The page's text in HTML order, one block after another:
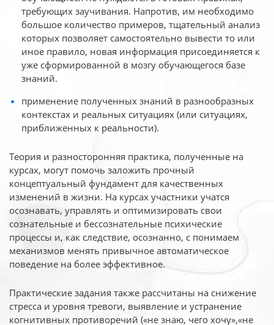
требующих заучивания. Напротив, им необходимо
большое количество примеров, тщательный анализ
которых позволяет самостоятельно вывести то или
иное правило, новая информация присоединяется к
уже сформированной в мозгу обучающегося базе
знаний.
применение полученных знаний в разнообразных
контекстах и реальных ситуациях (или ситуациях,
приближенных к реальности).
Теория и разносторонняя практика, полученные на
курсах, могут помочь заложить прочный
концептуальный фундамент для качественных
изменений в жизни. На курсах участники учатся
осознавать, управлять и оптимизировать свои
сознательные и бессознательные психические
процессы и, как следствие, осознанно, с понимаем
механизмов менять привычное автоматическое
поведение на более эффективное.
Практические задания также рассчитаны на снижение
стресса и уровня тревоги, выявление и устранение
когнитивных противоречий («не знаю, чего хочу»,«не